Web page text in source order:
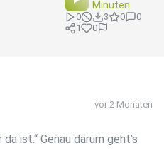
Minuten
0 3 0
0
1
0
vor 2 Monaten
ist.“ Genau darum geht’s